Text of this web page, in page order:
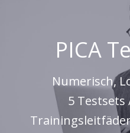
PICA
Numerisch,
5 Testsets